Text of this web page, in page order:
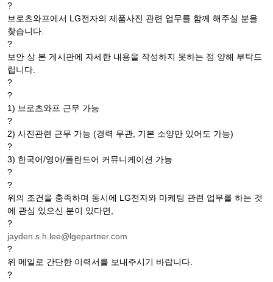
?
브로츠와프에서 LG전자의 제품사진 관련 업무를 함께 해주실 분을
찾습니다.
?
보안 상 본 게시판에 자세한 내용을 작성하지 못하는 점 양해 부탁드
립니다.
?
?
1) 브로츠와프 근무 가능
?
2) 사진관련 근무 가능 (경력 무관, 기본 소양만 있어도 가능)
?
3) 한국어/영어/폴란드어 커뮤니케이션 가능
?
?
위의 조건을 충족하며 동시에 LG전자와 마케팅 관련 업무를 하는 것
에 관심 있으신 분이 있다면,
?
jayden.s.h.lee@lgepartner.com
?
위 메일로 간단한 이력서를 보내주시기 바랍니다.
?